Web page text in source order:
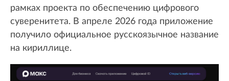
рамках проекта по обеспечению цифрового
суверенитета. В апреле 2026 года приложение
получило официальное русскоязычное название
на кириллице.